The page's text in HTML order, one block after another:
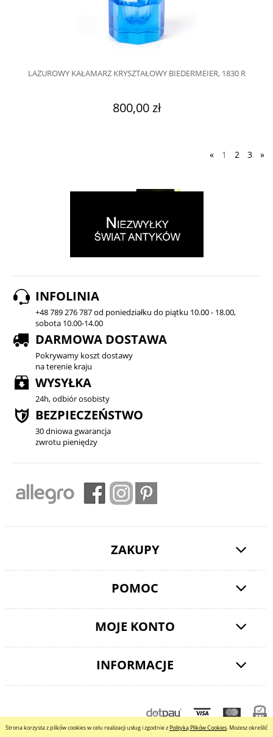
Strona korzysta z plików cookies w celu realizacji usług i zgodnie zPolityką Plików Cookies. Możesz określić
LAZUROWY KAŁAMARZ KRYSZTAŁOWY BIEDERMEIER, 1830 R
800,00 zł
« 1 2 3 »
INFOLINIA
+48 789 276 787 od poniedziałku do piątku 10.00 - 18.00,
sobota 10.00-14.00
DARMOWA DOSTAWA
Pokrywamy koszt dostawy
na terenie kraju
WYSYŁKA
24h, odbiór osobisty
BEZPIECZEŃSTWO
30 dniowa gwarancja
zwrotu pieniędzy
ZAKUPY
POMOC
MOJE KONTO
INFORMACJE
pokaż pełną wersję strony